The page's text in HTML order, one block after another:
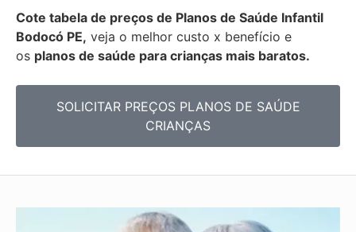
Cote tabela de preços de Planos de Saúde Infantil
Bodocó PE, veja o melhor custo x benefício e
os planos de saúde para crianças mais baratos.
SOLICITAR PREÇOS PLANOS DE SAÚDE
CRIANÇAS